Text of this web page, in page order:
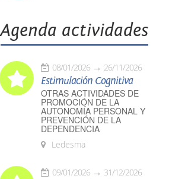
Agenda actividades
08/01/2026 26/11/2026
Estimulación Cognitiva
OTRAS ACTIVIDADES DE
PROMOCIÓN DE LA
AUTONOMÍA PERSONAL Y
PREVENCIÓN DE LA
DEPENDENCIA
Ledesma
09/01/2026 31/12/2026